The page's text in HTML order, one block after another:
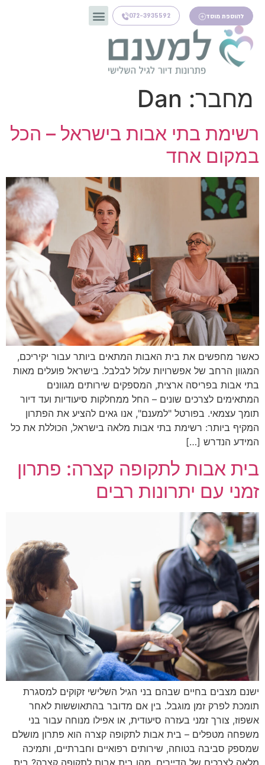
להוספת מוסד 072-3935592
מחבר: Dan
רשימת בתי אבות בישראל – הכל
במקום אחד
כאשר מחפשים את בית האבות המתאים ביותר עבור יקיריכם,
המגוון הרחב של אפשרויות עלול לבלבל. בישראל פועלים מאות
בתי אבות בפריסה ארצית, המספקים שירותים מגוונים
המתאימים לצרכים שונים – החל ממחלקות סיעודיות ועד דיור
תומך עצמאי. בפורטל "למענם", אנו גאים להציע את הפתרון
המקיף ביותר: רשימת בתי אבות מלאה בישראל, הכוללת את כל
המידע הנדרש […]
בית אבות לתקופה קצרה: פתרון
זמני עם יתרונות רבים
ישנם מצבים בחיים שבהם בני הגיל השלישי זקוקים למסגרת
תומכת לפרק זמן מוגבל. בין אם מדובר בהתאוששות לאחר
אשפוז, צורך זמני בעזרה סיעודית, או אפילו מנוחה עבור בני
משפחה מטפלים – בית אבות לתקופה קצרה הוא פתרון מושלם
שמספק סביבה בטוחה, שירותים רפואיים וחברתיים, ותמיכה
מלאה לצרכים של הדיירים. מהו בית אבות לתקופה קצרה? בית